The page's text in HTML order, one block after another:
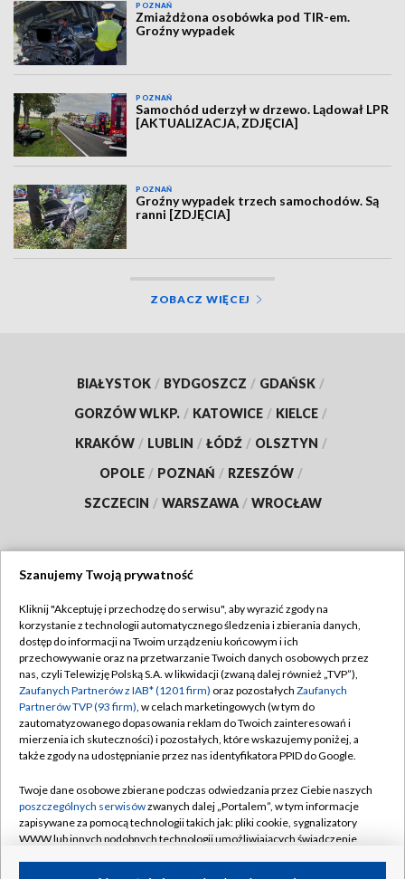
POZNAŃ
Zmiażdżona osobówka pod TIR-em.
Groźny wypadek
POZNAŃ
Samochód uderzył w drzewo. Lądował LPR
[AKTUALIZACJA, ZDJĘCIA]
POZNAŃ
Groźny wypadek trzech samochodów. Są
ranni [ZDJĘCIA]
ZOBACZ WIĘCEJ
BIAŁYSTOK / BYDGOSZCZ / GDAŃSK /
GORZÓW WLKP. / KATOWICE / KIELCE /
KRAKÓW / LUBLIN / ŁÓDŹ / OLSZTYN /
OPOLE / POZNAŃ / RZESZÓW /
SZCZECIN / WARSZAWA / WROCŁAW
TVP
Abonament TVP
Emisja w TVP
Centrum informacji TVP
Naziemna Telewizja Cyfrowa
Rada Programowa
System NOS
Informacje o nadawcy
Regulamin TVP
Polityka prywatności
Moje zgody
Pomoc
Kontakt
Kanały
Szanujemy Twoją prywatność
Kliknij "Akceptuję i przechodzę do serwisu", aby wyrazić zgody na
korzystanie z technologii automatycznego śledzenia i zbierania danych,
dostęp do informacji na Twoim urządzeniu końcowym i ich
przechowywanie oraz na przetwarzanie Twoich danych osobowych przez
nas, czyli Telewizję Polską S.A. w likwidacji (zwaną dalej również „TVP”),
Zaufanych Partnerów z IAB* (1201 firm) oraz pozostałych Zaufanych
Partnerów TVP (93 firm), w celach marketingowych (w tym do
zautomatyzowanego dopasowania reklam do Twoich zainteresowań i
mierzenia ich skuteczności) i pozostałych, które wskazujemy poniżej, a
także zgody na udostępnianie przez nas identyfikatora PPID do Google.
Twoje dane osobowe zbierane podczas odwiedzania przez Ciebie naszych
poszczególnych serwisówzwanych dalej „Portalem”, w tym informacje
zapisywane za pomocą technologii takich jak: pliki cookie, sygnalizatory
WWW lub innych podobnych technologii umożliwiających świadczenie